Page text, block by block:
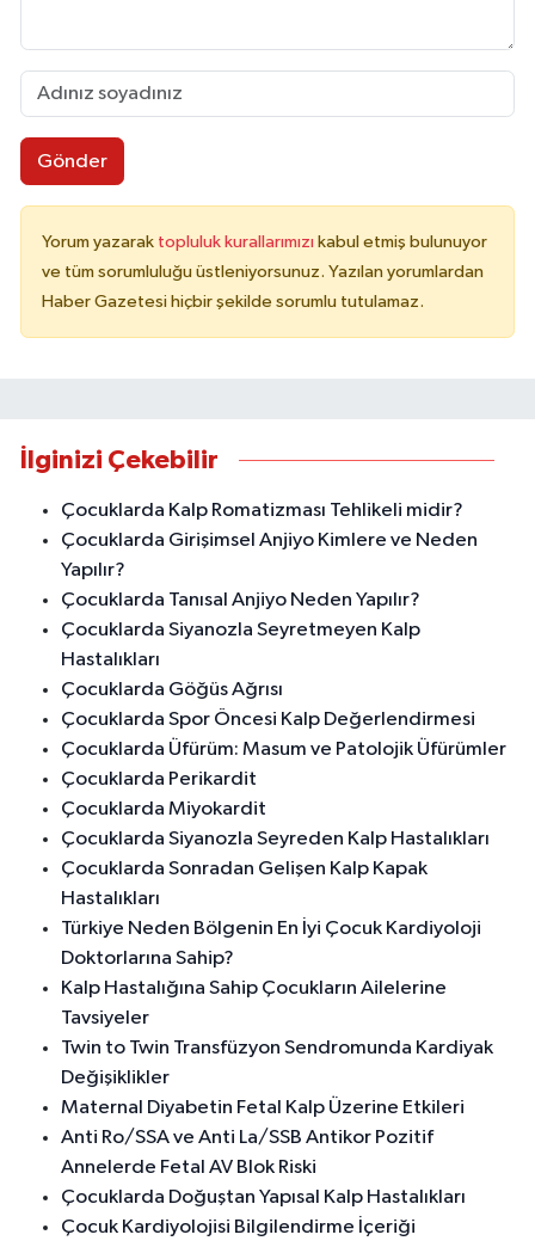
Gönder
Yorum yazarak topluluk kurallarımızı kabul etmiş bulunuyor
ve tüm sorumluluğu üstleniyorsunuz. Yazılan yorumlardan
Haber Gazetesi hiçbir şekilde sorumlu tutulamaz.
İlginizi Çekebilir
Çocuklarda Kalp Romatizması Tehlikeli midir?
Çocuklarda Girişimsel Anjiyo Kimlere ve Neden
Yapılır?
Çocuklarda Tanısal Anjiyo Neden Yapılır?
Çocuklarda Siyanozla Seyretmeyen Kalp
Hastalıkları
Çocuklarda Göğüs Ağrısı
Çocuklarda Spor Öncesi Kalp Değerlendirmesi
Çocuklarda Üfürüm: Masum ve Patolojik Üfürümler
Çocuklarda Perikardit
Çocuklarda Miyokardit
Çocuklarda Siyanozla Seyreden Kalp Hastalıkları
Çocuklarda Sonradan Gelişen Kalp Kapak
Hastalıkları
Türkiye Neden Bölgenin En İyi Çocuk Kardiyoloji
Doktorlarına Sahip?
Kalp Hastalığına Sahip Çocukların Ailelerine
Tavsiyeler
Twin to Twin Transfüzyon Sendromunda Kardiyak
Değişiklikler
Maternal Diyabetin Fetal Kalp Üzerine Etkileri
Anti Ro/SSA ve Anti La/SSB Antikor Pozitif
Annelerde Fetal AV Blok Riski
Çocuklarda Doğuştan Yapısal Kalp Hastalıkları
Çocuk Kardiyolojisi Bilgilendirme İçeriği